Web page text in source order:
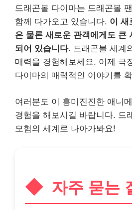
드래곤볼 다이마는 드래곤볼
함께 다가오고 있습니다. 이 새
은 물론 새로운 관객에게도 큰
되어 있습니다. 드래곤볼 세계
매력을 경험해보세요. 이제 극
다이마의 매력적인 이야기를
여러분도 이 흥미진진한 애니
경험을 해보시길 바랍니다. 드
모험의 세계로 나아가봐요!
자주 묻는